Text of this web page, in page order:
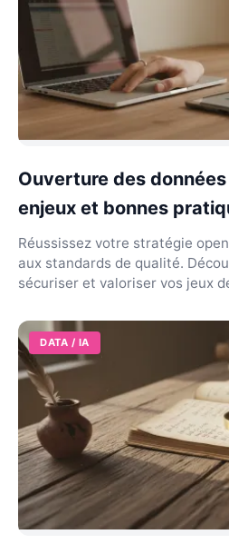
Ouverture des
enjeux et bonnes
Réussissez votre stratégie
aux standards de qualité.
sécuriser et valoriser vos jeux
DATA / IA